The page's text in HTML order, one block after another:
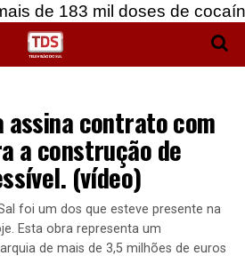
doses de cocaína, em
contrato com
a construção de
(vídeo)
foi um dos que esteve presente na
Esta obra representa um
de mais de 3,5 milhões de euros